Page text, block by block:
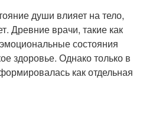
души влияет на тело,
Древние врачи, такие как
состояния
здоровье. Однако только в
как отдельная